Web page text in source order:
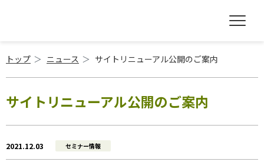
トップ ニュース サイトリニューアル公開のご案内
サイトリニューアル公開のご案内
2021.12.03 セミナー情報